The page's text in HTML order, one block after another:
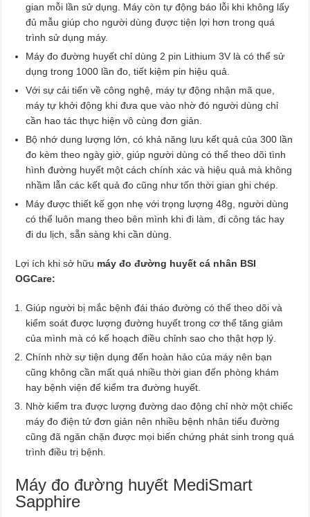
gian mỗi lần sử dụng. Máy còn tự động báo lỗi khi không lấy
đủ mẫu giúp cho người dùng được tiện lợi hơn trong quá
trình sử dụng máy.
Máy đo đường huyết chỉ dùng 2 pin Lithium 3V là có thể sử
dụng trong 1000 lần đo, tiết kiệm pin hiệu quả.
Với sự cải tiến về công nghệ, máy tự động nhận mã que,
máy tự khởi động khi đưa que vào nhờ đó người dùng chỉ
cần hao tác thực hiện vô cùng đơn giản.
Bộ nhớ dung lượng lớn, có khả năng lưu kết quả của 300 lần
đo kèm theo ngày giờ, giúp người dùng có thể theo dõi tình
hình đường huyết một cách chính xác và hiệu quả mà không
nhầm lẫn các kết quả đo cũng như tốn thời gian ghi chép.
Máy được thiết kế gọn nhẹ với trọng lượng 48g, người dùng
có thể luôn mang theo bên mình khi đi làm, đi công tác hay
đi du lịch, sẵn sàng khi cần dùng.
Lợi ích khi sở hữu máy đo đường huyết cá nhân BSI
OGCare:
Giúp người bị mắc bệnh đái tháo đường có thể theo dõi và
kiểm soát được lượng đường huyết trong cơ thể tăng giảm
của mình mà có kế hoạch điều chỉnh sao cho thật hợp lý.
Chính nhờ sự tiện dụng đến hoàn hảo của máy nên bạn
cũng không cần mất quá nhiều thời gian đến phòng khám
hay bệnh viện để kiểm tra đường huyết.
Nhờ kiểm tra được lượng đường dao động chỉ nhờ một chiếc
máy đo điện tử đơn giản nên nhiều bệnh nhân tiểu đường
cũng đã ngăn chặn được mọi biến chứng phát sinh trong quá
trình điều trị bệnh.
Máy đo đường huyết MediSmart
Sapphire